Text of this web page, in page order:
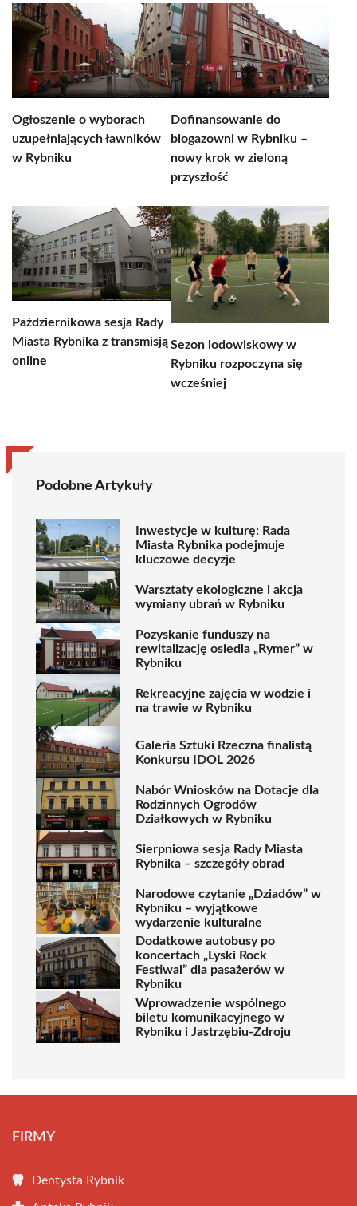
Ogłoszenie o wyborach
uzupełniających ławników
w Rybniku
Dofinansowanie do
biogazowni w Rybniku –
nowy krok w zieloną
przyszłość
Październikowa sesja Rady
Miasta Rybnika z transmisją
online
Sezon lodowiskowy w
Rybniku rozpoczyna się
wcześniej
Podobne Artykuły
Inwestycje w kulturę: Rada
Miasta Rybnika podejmuje
kluczowe decyzje
Warsztaty ekologiczne i akcja
wymiany ubrań w Rybniku
Pozyskanie funduszy na
rewitalizację osiedla „Rymer” w
Rybniku
Rekreacyjne zajęcia w wodzie i
na trawie w Rybniku
Galeria Sztuki Rzeczna finalistą
Konkursu IDOL 2026
Nabór Wniosków na Dotacje dla
Rodzinnych Ogrodów
Działkowych w Rybniku
Sierpniowa sesja Rady Miasta
Rybnika – szczegóły obrad
Narodowe czytanie „Dziadów” w
Rybniku – wyjątkowe
wydarzenie kulturalne
Dodatkowe autobusy po
koncertach „Lyski Rock
Festiwal” dla pasażerów w
Rybniku
Wprowadzenie wspólnego
biletu komunikacyjnego w
Rybniku i Jastrzębiu-Zdroju
FIRMY
Dentysta Rybnik